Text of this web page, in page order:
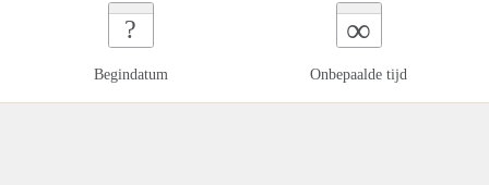
?
Begindatum
∞
Onbepaalde tijd